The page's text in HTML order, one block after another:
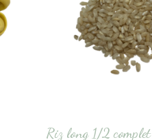
Riz long 1/2 complet